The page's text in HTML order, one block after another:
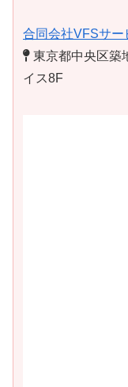
合同会社VFSサー
東京都中央区
イス8F